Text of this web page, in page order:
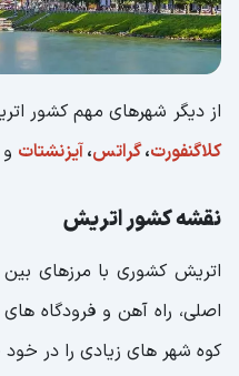
از دیگر شهرهای مهم کشور
کلاگنفورت،گراتس،آیزنشتات
نقشه کشور اتریش
اتریش کشوری با مرزهای بین
اصلی، راه آهن و فرودگاه
کوه شهر های زیادی را در